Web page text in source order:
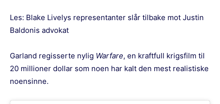
Les: Blake Livelys representanter slår tilbake mot Justin
Baldonis advokat
Garland regisserte nylig Warfare, en kraftfull krigsfilm til
20 millioner dollar som noen har kalt den mest realistiske
noensinne.